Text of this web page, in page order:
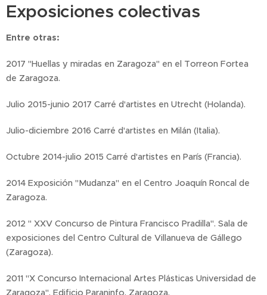
Exposiciones colectivas
Entre otras:
2017 "Huellas y miradas en Zaragoza" en el Torreon Fortea
de Zaragoza.
Julio 2015-junio 2017 Carré d'artistes en Utrecht (Holanda).
Julio-diciembre 2016 Carré d'artistes en Milán (Italia).
Octubre 2014-julio 2015 Carré d'artistes en París (Francia).
2014 Exposición "Mudanza" en el Centro Joaquín Roncal de
Zaragoza.
2012 " XXV Concurso de Pintura Francisco Pradilla". Sala de
exposiciones del Centro Cultural de Villanueva de Gállego
(Zaragoza).
2011 "X Concurso Internacional Artes Plásticas Universidad de
Zaragoza". Edificio Paraninfo. Zaragoza.